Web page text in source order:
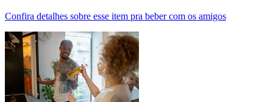
Confira detalhes sobre esse item pra beber com os amigos